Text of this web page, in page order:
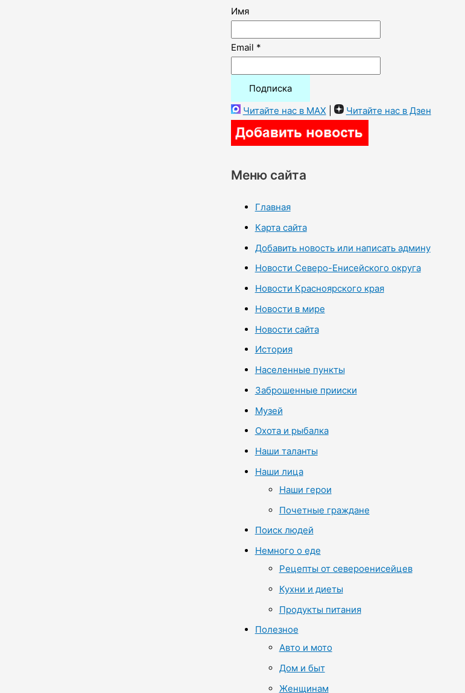
Имя
Email *
Читайте нас в MAX Читайте нас в Дзен
Меню сайта
Главная
Карта сайта
Добавить новость или написать админу
Новости Северо-Енисейского округа
Новости Красноярского края
Новости в мире
Новости сайта
История
Населенные пункты
Заброшенные прииски
Музей
Охота и рыбалка
Наши таланты
Наши лица
Наши герои
Почетные граждане
Поиск людей
Немного о еде
Рецепты от североенисейцев
Кухни и диеты
Продукты питания
Полезное
Авто и мото
Дом и быт
Женщинам